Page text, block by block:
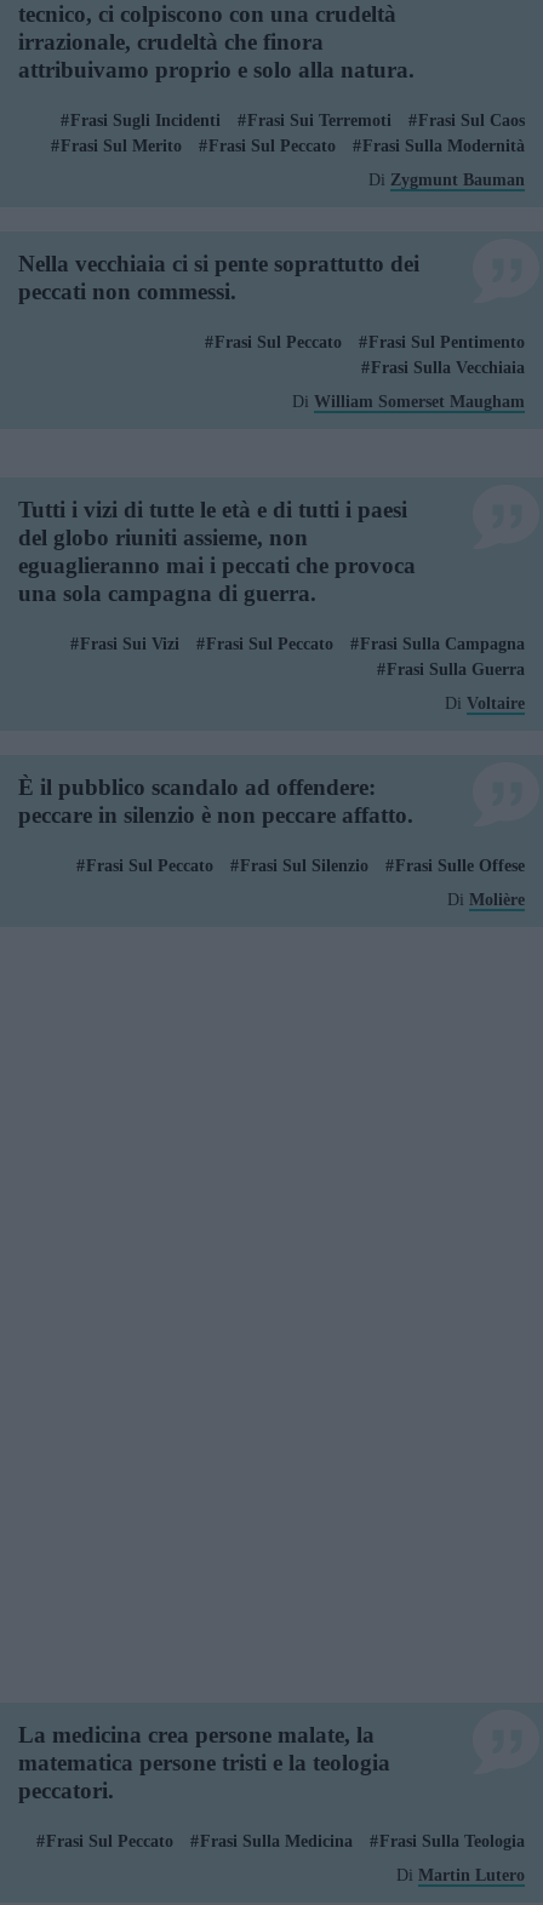
tecnico, ci colpiscono con una crudeltà
irrazionale, crudeltà che finora
attribuivamo proprio e solo alla natura.
Frasi Sugli Incidenti Frasi Sui Terremoti
Frasi Sul Caos
Frasi Sul Merito
Frasi Sul Peccato
Frasi Sulla Modernità
Di Zygmunt Bauman
Nella vecchiaia ci si pente soprattutto dei
peccati non commessi.
Frasi Sul Peccato
Frasi Sul Pentimento
Frasi Sulla Vecchiaia
Di William Somerset Maugham
Tutti i vizi di tutte le età e di tutti i paesi
del globo riuniti assieme, non
eguaglieranno mai i peccati che provoca
una sola campagna di guerra.
Frasi Sui Vizi Frasi Sul Peccato
Frasi Sulla Campagna
Frasi Sulla Guerra
Di Voltaire
È il pubblico scandalo ad offendere:
peccare in silenzio è non peccare affatto.
Frasi Sul Peccato Frasi Sul Silenzio
Frasi Sulle Offese
Di Molière
La medicina crea persone malate, la
matematica persone tristi e la teologia
peccatori.
Frasi Sul Peccato Frasi Sulla Medicina
Frasi Sulla Teologia
Di Martin Lutero